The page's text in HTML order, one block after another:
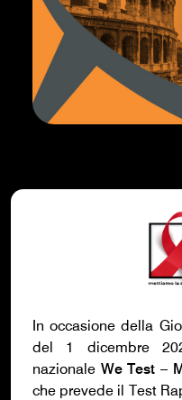
In occasione della
del 1 dicembre
nazionale We Test –
che prevede il Test